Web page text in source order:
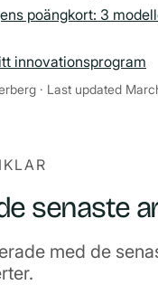
poängkort: 3
innovationsprogram
· Last updated
senaste
med de